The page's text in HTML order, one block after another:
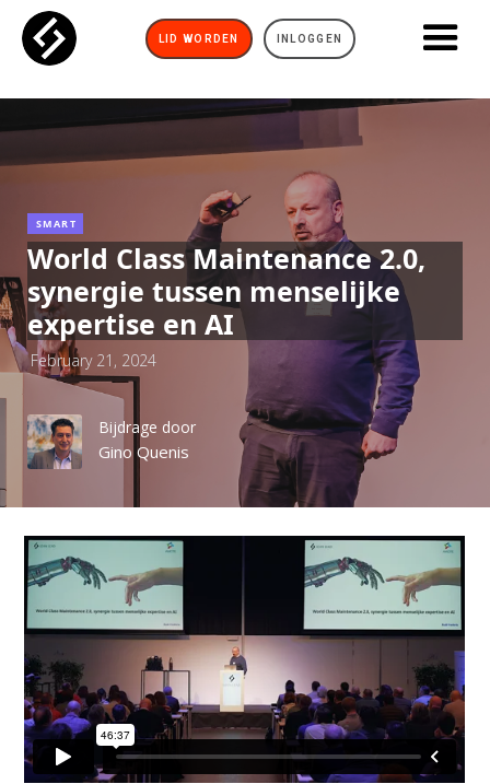
LID WORDEN INLOGGEN
SMART
World Class Maintenance 2.0,
synergie tussen menselijke
expertise en AI
February 21, 2024
Bijdrage door
Gino Quenis